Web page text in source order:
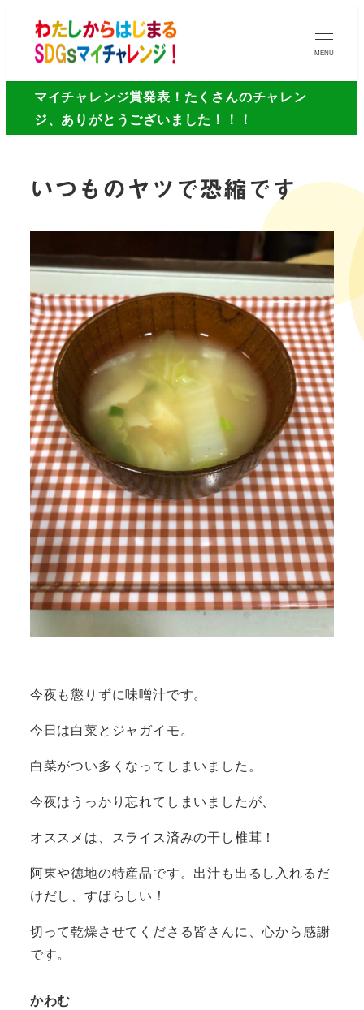
MENU
マイチャレンジ賞発表！たくさんのチャレン
ジ、ありがとうございました！！！
いつものヤツで恐縮です
今夜も懲りずに味噌汁です。
今日は白菜とジャガイモ。
白菜がつい多くなってしまいました。
今夜はうっかり忘れてしまいましたが、
オススメは、スライス済みの干し椎茸！
阿東や徳地の特産品です。出汁も出るし入れるだ
けだし、すばらしい！
切って乾燥させてくださる皆さんに、心から感謝
です。
かわむ